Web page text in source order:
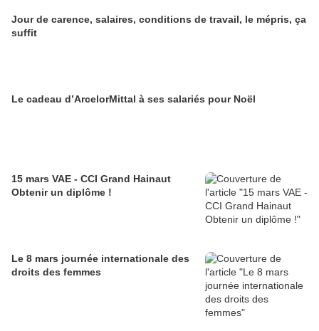
Jour de carence, salaires, conditions de travail, le mépris, ça
suffit
Le cadeau d’ArcelorMittal à ses salariés pour Noël
15 mars VAE - CCI Grand Hainaut
Obtenir un diplôme !
Le 8 mars journée internationale des
droits des femmes